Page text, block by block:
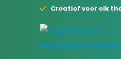
Creatief voor elk